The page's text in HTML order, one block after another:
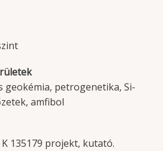
geokémia, petrogenetika, Si-
amfibol
K 135179 projekt, kutató.